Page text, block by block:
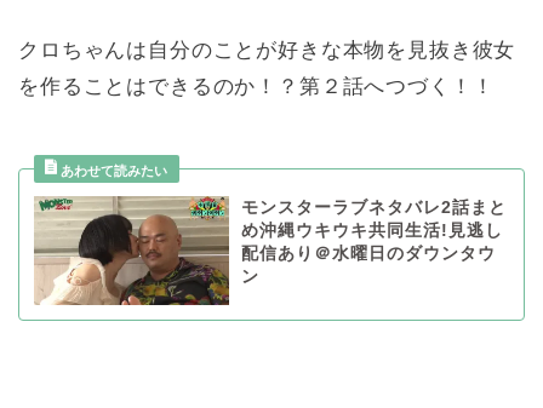
クロちゃんは自分のことが好きな本物を見抜き彼女
を作ることはできるのか！？第２話へつづく！！
モンスターラブネタバレ2話まと
め沖縄ウキウキ共同生活!見逃し
配信あり＠水曜日のダウンタウ
ン